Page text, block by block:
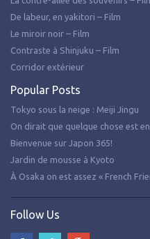
De labeur, en yakitori – Film
Le miroir noir – Film
Contraste à Shinjuku – Film
Corridor extérieur
Popular Posts
Tokyo sous la neige : Meiji Jingu
On dirait que quelque chose est
Bienvenue sur Japon 365!
Jardin de mousse à Kyoto
À Osaka on est assez « French
Follow Us